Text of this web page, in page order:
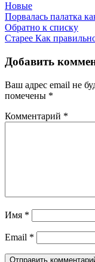
Новые
Порвалась палатка
Обратно к списку
Старее Как
Добавить
Ваш адрес email не
помечены *
Комментарий *
Имя *
Email *